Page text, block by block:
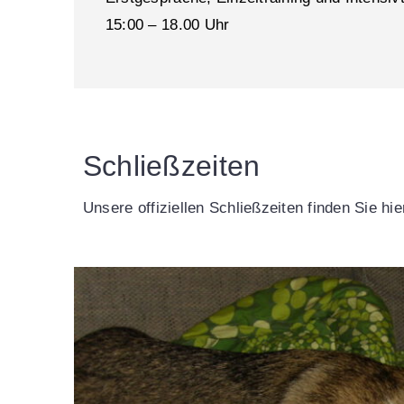
15:00 – 18.00 Uhr
Schließzeiten
Unsere offiziellen Schließzeiten finden Sie